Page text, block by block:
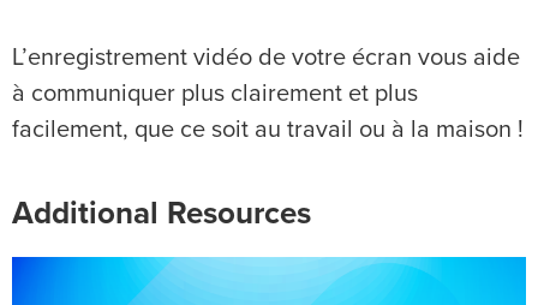
L’enregistrement vidéo de votre écran vous aide
à communiquer plus clairement et plus
facilement, que ce soit au travail ou à la maison !
Additional Resources